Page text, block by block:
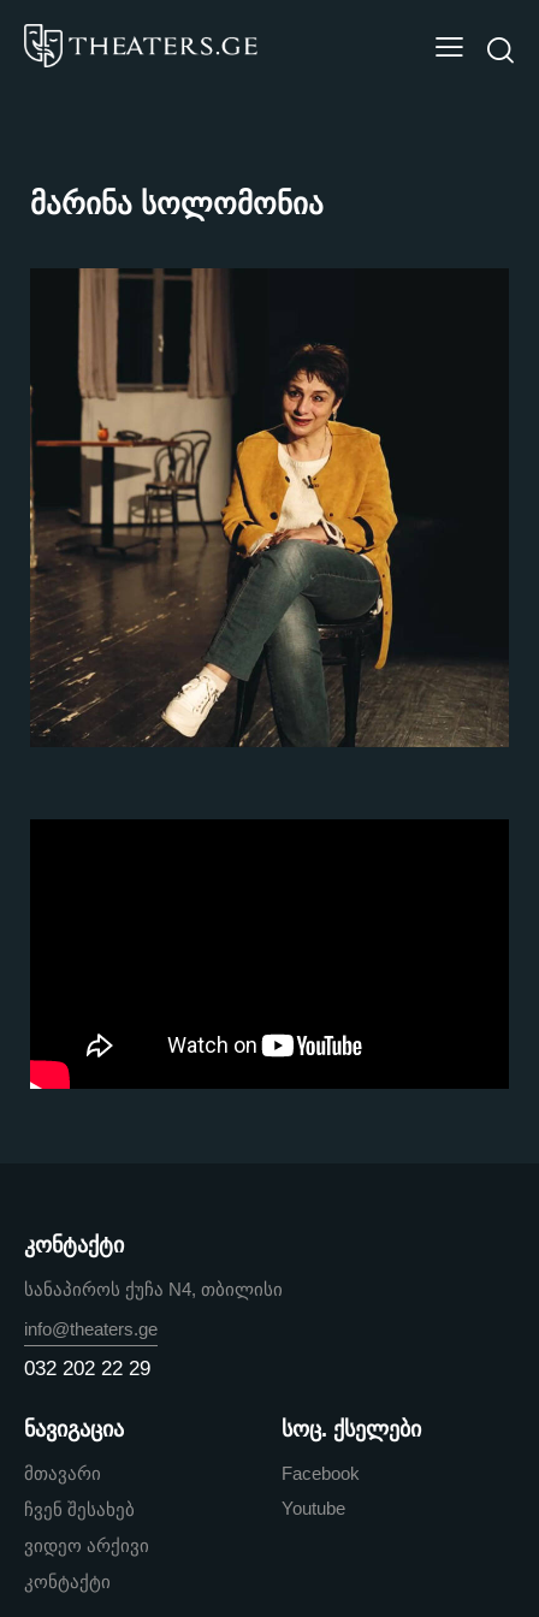
მარინა სოლომონია
კონტაქტი
სანაპიროს ქუჩა N4, თბილისი
info@theaters.ge
032 202 22 29
ნავიგაცია
მთავარი
ჩვენ შესახებ
ვიდეო არქივი
კონტაქტი
სოც. ქსელები
Facebook
Youtube